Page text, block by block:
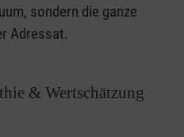
sondern die ganze
Adressat.
& Wertschätzung